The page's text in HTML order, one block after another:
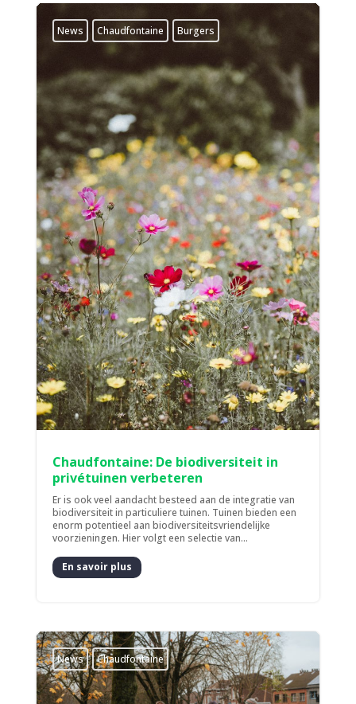
News Chaudfontaine Burgers
Chaudfontaine: De biodiversiteit in
privétuinen verbeteren
Er is ook veel aandacht besteed aan de integratie van
biodiversiteit in particuliere tuinen. Tuinen bieden een
enorm potentieel aan biodiversiteitsvriendelijke
voorzieningen. Hier volgt een selectie van...
En savoir plus
News Chaudfontaine